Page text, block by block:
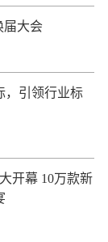
届大会
，引领行业标
开幕 10万款新